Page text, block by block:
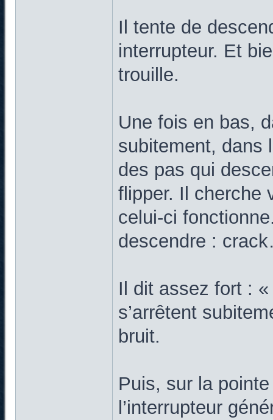
Il tente de
interrupteur. Et
trouille.
Une fois en bas,
subitement, dans
des pas qui
flipper. Il cherche
celui-ci
descendre :
Il dit assez fort :
s’arrêtent
bruit.
Puis, sur la
l’interrupteur